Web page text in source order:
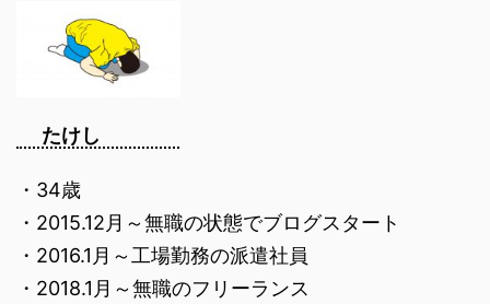
たけし
・34歳
・2015.12月～無職の状態でブログスタート
・2016.1月～工場勤務の派遣社員
・2018.1月～無職のフリーランス